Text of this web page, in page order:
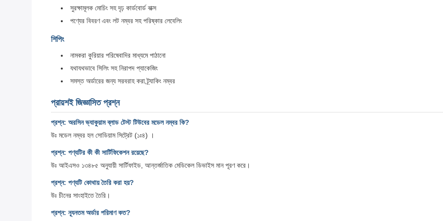
সুরক্ষামূলক মোচিং সহ দৃঢ় কার্ডবোর্ড বাক্স
পণ্যের বিবরণ এবং লট নম্বর সহ পরিষ্কার লেবেলিং
শিপিং
নামকরা কুরিয়ার পরিষেবাদির মাধ্যমে পাঠানো
যথাযথভাবে সিলিং সহ নিরাপদ প্যাকেজিং
সমস্ত অর্ডারের জন্য সরবরাহ করা ট্র্যাকিং নম্বর
প্রায়শই জিজ্ঞাসিত প্রশ্ন
প্রশ্ন: অরসিন ভ্যাকুয়াম ব্লাড টেস্ট টিউবের মডেল নম্বর কি?
উঃ মডেল নম্বর হল সোডিয়াম সিট্রেট (১ঃ৪) ।
প্রশ্ন: পণ্যটির কী কী সার্টিফিকেশন রয়েছে?
উঃ আইএসও ১৩৪৮৫ অনুযায়ী সার্টিফাইড, আন্তর্জাতিক মেডিকেল ডিভাইস মান পূরণ করে।
প্রশ্ন: পণ্যটি কোথায় তৈরি করা হয়?
উঃ চীনের সাংহাইতে তৈরি।
প্রশ্ন: ন্যূনতম অর্ডার পরিমাণ কত?